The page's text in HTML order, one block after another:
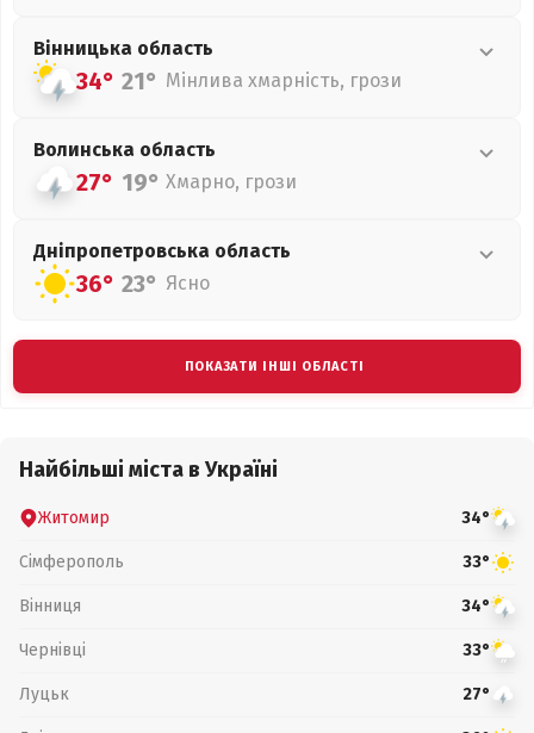
Вінницька область
34° 21° Мінлива хмарність, грози
Волинська область
27° 19° Хмарно, грози
Дніпропетровська область
36° 23° Ясно
ПОКАЗАТИ ІНШІ ОБЛАСТІ
Найбільші міста в Україні
Житомир 34°
Сімферополь 33°
Вінниця 34°
Чернівці 33°
Луцьк 27°